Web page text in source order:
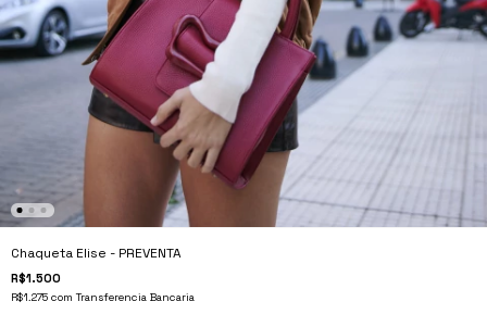
Chaqueta Elise - PREVENTA
R$1.500
R$1.275 com Transferencia Bancaria